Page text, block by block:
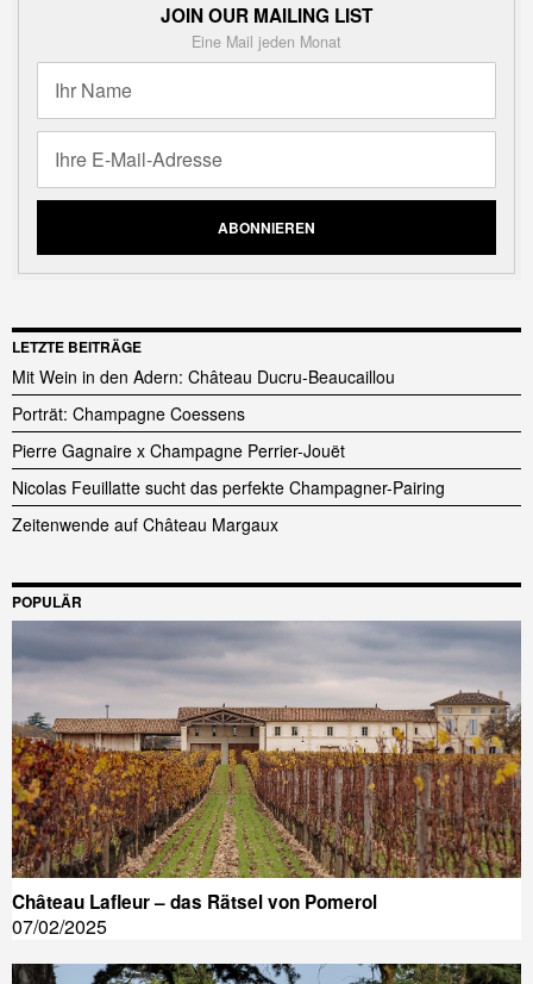
JOIN OUR MAILING LIST
Eine Mail jeden Monat
LETZTE BEITRÄGE
Mit Wein in den Adern: Château Ducru-Beaucaillou
Porträt: Champagne Coessens
Pierre Gagnaire x Champagne Perrier-Jouët
Nicolas Feuillatte sucht das perfekte Champagner-Pairing
Zeitenwende auf Château Margaux
POPULÄR
Château Lafleur – das Rätsel von Pomerol
07/02/2025